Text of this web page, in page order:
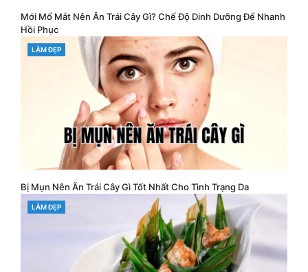
Mới Mổ Mắt Nên Ăn Trái Cây Gì? Chế Độ Dinh Dưỡng Để Nhanh
Hồi Phục
CATEGORIES
LÀM ĐẸP
Bị Mụn Nên Ăn Trái Cây Gì Tốt Nhất Cho Tình Trạng Da
CATEGORIES
LÀM ĐẸP